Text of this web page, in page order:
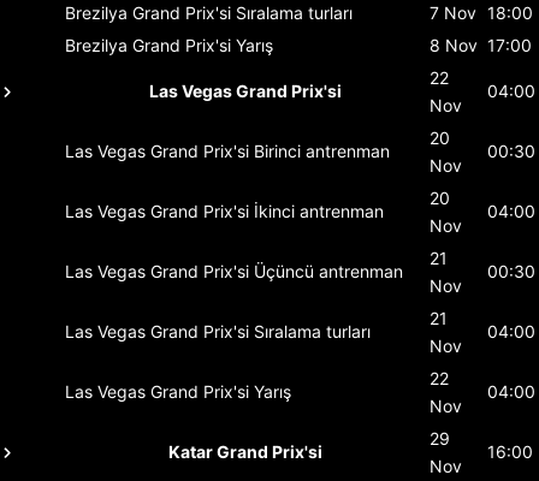
Brezilya Grand Prix'si Sıralama turları 7 Nov 18:00
Brezilya Grand Prix'si Yarış 8 Nov 17:00
Las Vegas Grand Prix'si
22
Nov
04:00
Las Vegas Grand Prix'si Birinci antrenman
20
Nov
00:30
Las Vegas Grand Prix'si İkinci antrenman
20
Nov
04:00
Las Vegas Grand Prix'si Üçüncü antrenman
21
Nov
00:30
Las Vegas Grand Prix'si Sıralama turları
21
Nov
04:00
Las Vegas Grand Prix'si Yarış
22
Nov
04:00
Katar Grand Prix'si
29
Nov
16:00